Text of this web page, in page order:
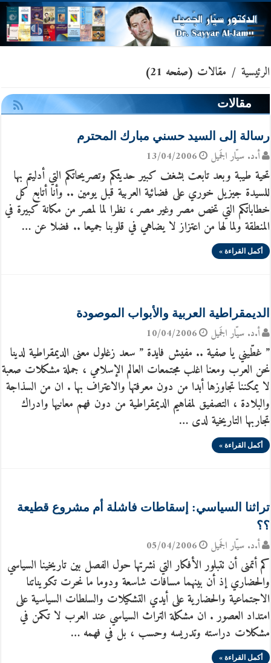
الرئيسية / مقالات (صفحه 21)
مقالات
رسالة إلى السيد حسني مبارك المحترم
أ.د. سيّار الجَميل 13/04/2006
تحية طيبة وبعد تابعت بشغف كبير حديثكم وتصريحاتكم التي أدليتم بها
للسيدة جيزيل خوري على فضائية العربية قبل يومين .. وأنا أتابع كل
خطاباتكم التي تخص مصر وغير مصر ، نظرا لما لمصر من مكانة كبيرة في
المنطقة ولما لها من اعتزاز لا يضاهي في قلوبنا جميعا .. فضلا عن …
أكمل القراءة »
الديمقراطية العربية والأبواب الموصودة
أ.د. سيّار الجَميل 10/04/2006
” غطّيني يا صفية .. مفيش فايدة ” سعد زغلول معنى الديمقراطية لدينا
نحن العرب ومعنا اغلب مجتمعات العالم الإسلامي ، جملة مشكلات صعبة
لا يمكننا تجاوزها أبدا من دون معرفتها والاعتراف بها . ان من السذاجة
والبلادة ، التصفيق لمفاهيم الديمقراطية من دون فهم معانيها وادراك
تجاربها التاريخية لدى …
أكمل القراءة »
تراثنا السياسي: إسقاطات فاشلة أم مشروع قطيعة
؟؟
أ.د. سيّار الجَميل 05/04/2006
كم أتمنى أن تتبلور الأفكار التي نشرتها حول الفصل بين تاريخينا السياسي
والحضاري إذ أن بينهما مسافات شاسعة ودوما ما نحرت تكويناتنا
الاجتماعية والحضارية على أيدي التشكيلات والسلطات السياسية على
امتداد العصور . ان مشكلة التراث السياسي عند العرب لا تكمن في
مشكلات دراسته وتدريسه وحسب ، بل في فهمه …
أكمل القراءة »